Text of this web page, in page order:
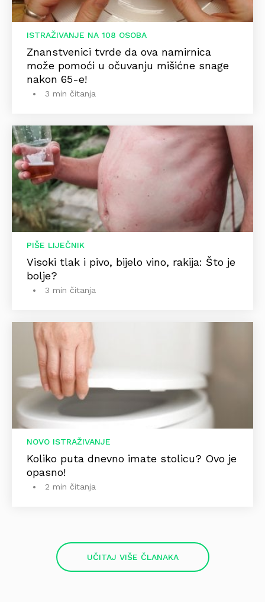
ISTRAŽIVANJE NA 108 OSOBA
Znanstvenici tvrde da ova namirnica
može pomoći u očuvanju mišićne snage
nakon 65-e!
3 min čitanja
PIŠE LIJEČNIK
Visoki tlak i pivo, bijelo vino, rakija: Što je
bolje?
3 min čitanja
NOVO ISTRAŽIVANJE
Koliko puta dnevno imate stolicu? Ovo je
opasno!
2 min čitanja
UČITAJ VIŠE ČLANAKA